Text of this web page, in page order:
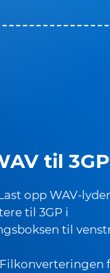
til 3GP
opp WAV-
til 3GP i
til
Filkonverteringen